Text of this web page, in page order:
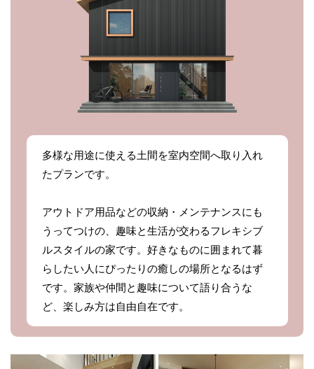
多様な用途に使える土間を室内空間へ取り入れ
たプランです。
アウトドア用品などの収納・メンテナンスにも
うってつけの、趣味と生活が交わるフレキシブ
ルスタイルの家です。好きなものに囲まれて暮
らしたい人にぴったりの癒しの場所となるはず
です。家族や仲間と趣味について語り合うな
ど、楽しみ方は自由自在です。